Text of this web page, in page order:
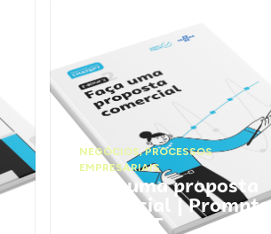
NEGÓCIOS,PROCESSOS
EMPRESARIAIS
Faça uma proposta
comercial | Prompts
ChatGPT